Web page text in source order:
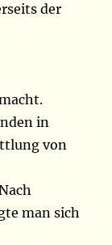
der
in
von
man sich